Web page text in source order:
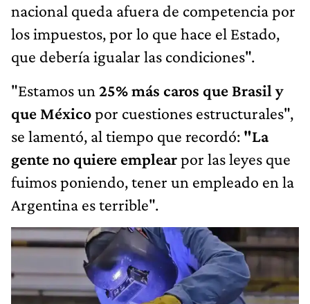
nacional queda afuera de competencia por
los impuestos, por lo que hace el Estado,
que debería igualar las condiciones".
"Estamos un 25% más caros que Brasil y
que Méxicopor cuestiones estructurales",
se lamentó, al tiempo que recordó: "La
gente no quiere emplearpor las leyes que
fuimos poniendo, tener un empleado en la
Argentina es terrible".